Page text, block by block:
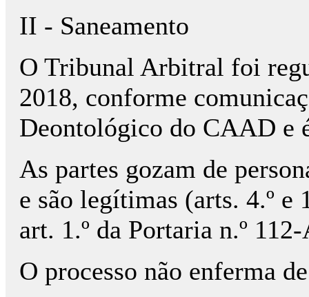
II - Saneamento
O Tribunal Arbitral foi
2018, conforme
Deontológico do CAAD e
As partes gozam de
e são legítimas (arts. 4.º e
art. 1.º da Portaria n.º
O processo não enferma